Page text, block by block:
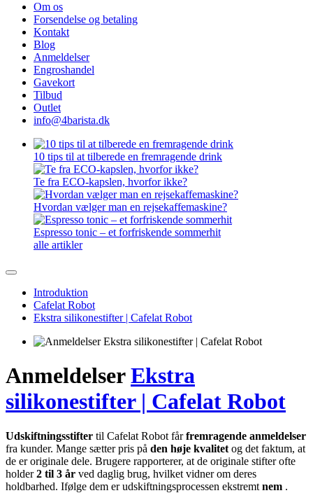
Om os
Forsendelse og betaling
Kontakt
Blog
Anmeldelser
Engroshandel
Gavekort
Tilbud
Outlet
info@4barista.dk
10 tips til at tilberede en fremragende drink
Te fra ECO-kapslen, hvorfor ikke?
Hvordan vælger man en rejsekaffemaskine?
Espresso tonic – et forfriskende sommerhit
alle artikler
Introduktion
Cafelat Robot
Ekstra silikonestifter | Cafelat Robot
AnmeldelserEkstra
silikonestifter | Cafelat Robot
Udskiftningsstifter til Cafelat Robot fårfremragende anmeldelser
fra kunder. Mange sætter pris på den høje kvalitet og det faktum, at
de er originale dele. Brugere rapporterer, at de originale stifter ofte
holder2 til 3 år ved daglig brug, hvilket vidner om deres
holdbarhed. Ifølge dem er udskiftningsprocessen ekstremt nem .